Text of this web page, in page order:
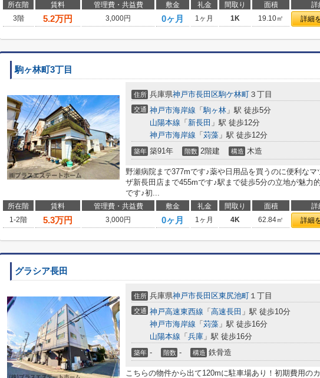
所在階 賃料 管理費・共益費 敷金 礼金 間取り 面積 詳
3階
5.2万円 3,000円 0ヶ月 1ヶ月 1K 19.10㎡ 詳細
駒ヶ林町3丁目
住所 兵庫県神戸市長田区駒ケ林町 ３丁目
交通 神戸市海岸線 「駒ヶ林 」駅 徒歩5分
山陽本線 「 新長田 」駅 徒歩12分
神戸市海岸線 「 苅藻 」駅 徒歩12分
築年 築91年 階数 2階建 構造 木造
野瀬病院まで377mです♪薬や日用品を買うのに便利なマ
ザ新長田店まで455mです♪駅まで徒歩5分の立地が魅力
です♪初...
所在階 賃料 管理費・共益費 敷金 礼金 間取り 面積 詳
1-2階
5.3万円 3,000円 0ヶ月 1ヶ月 4K 62.84㎡ 詳細
グラシア長田
住所 兵庫県神戸市長田区東尻池町 １丁目
交通 神戸高速東西線 「 高速長田 」駅 徒歩10分
神戸市海岸線 「 苅藻 」駅 徒歩16分
山陽本線 「 兵庫 」駅 徒歩16分
築年 - 階数 - 構造 鉄骨造
こちらの物件から出て120mに駐車場あり！初期費用の